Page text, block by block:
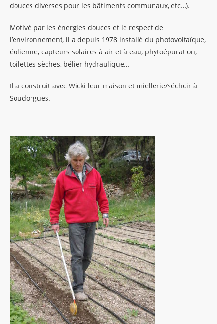
douces diverses pour les bâtiments communaux, etc…).
Motivé par les énergies douces et le respect de
l’environnement, il a depuis 1978 installé du photovoltaïque,
éolienne, capteurs solaires à air et à eau, phytoépuration,
toilettes sèches, bélier hydraulique…
Il a construit avec Wicki leur maison et miellerie/séchoir à
Soudorgues.